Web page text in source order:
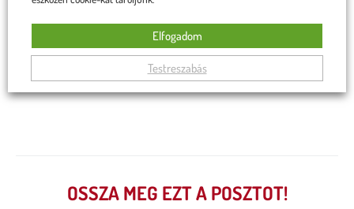
Feliratkozom
OSSZA MEG EZT A POSZTOT!
Testreszabás
Elfogadom